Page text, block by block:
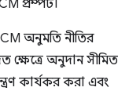
প্রম্পট।
অনুমতি নীতির
ক্ষেত্রে অনুদান সীমিত
কার্যকর করা এবং